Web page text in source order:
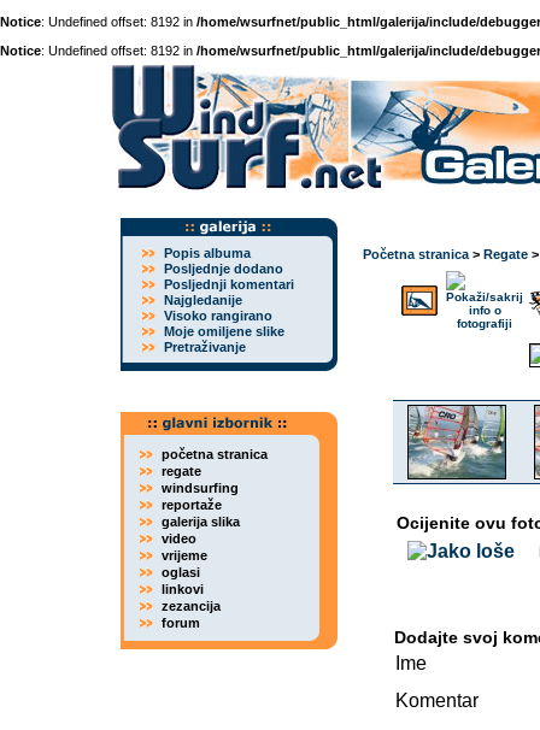
Notice: Undefined offset: 8192 in /home/wsurfnet/public_html/galerija/include/
Notice: Undefined offset: 8192 in /home/wsurfnet/public_html/galerija/include/
Popis albuma
Posljednje dodano
Posljednji komentari
Najgledanije
Visoko rangirano
Moje omiljene slike
Pretraživanje
početna stranica
regate
windsurfing
reportaže
galerija slika
video
vrijeme
oglasi
linkovi
zezancija
forum
Početna stranica > Regate
Ocijenite ovu
Dodajte svoj
Ime
Komentar